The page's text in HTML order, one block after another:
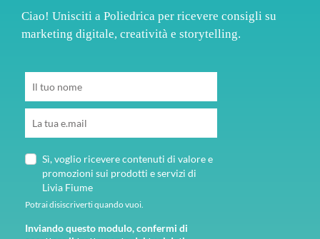
Ciao! Unisciti a Poliedrica per ricevere consigli su
marketing digitale, creatività e storytelling.
Sì, voglio ricevere contenuti di valore e
promozioni sui prodotti e servizi di
Livia Fiume
Potrai disiscriverti quando vuoi.
Inviando questo modulo, confermi di